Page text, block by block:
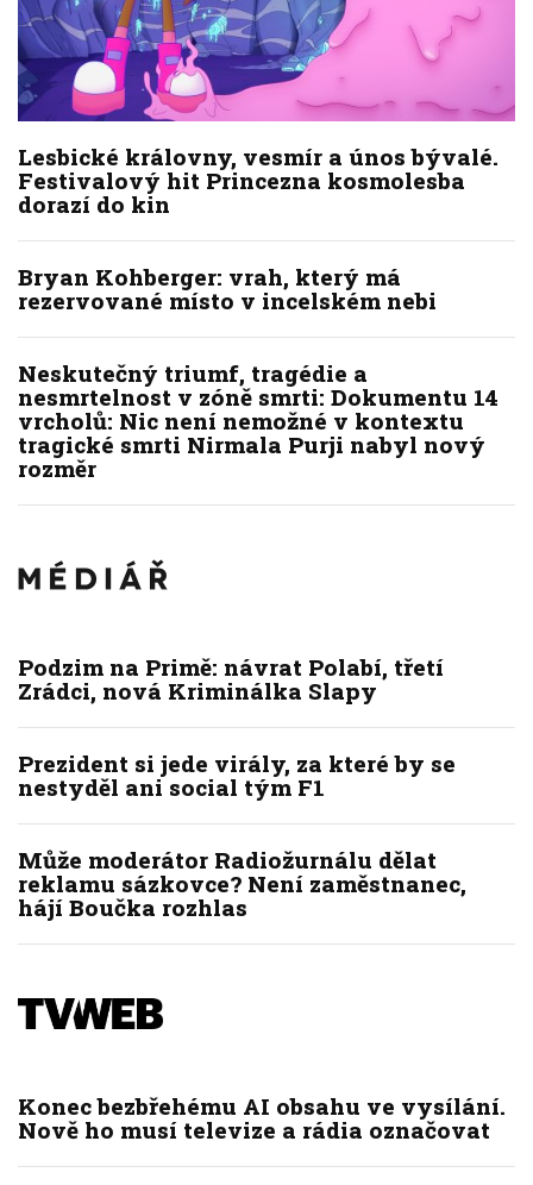
Lesbické královny, vesmír a únos bývalé.
Festivalový hit Princezna kosmolesba
dorazí do kin
Bryan Kohberger: vrah, který má
rezervované místo v incelském nebi
Neskutečný triumf, tragédie a
nesmrtelnost v zóně smrti: Dokumentu 14
vrcholů: Nic není nemožné v kontextu
tragické smrti Nirmala Purji nabyl nový
rozměr
Podzim na Primě: návrat Polabí, třetí
Zrádci, nová Kriminálka Slapy
Prezident si jede virály, za které by se
nestyděl ani social tým F1
Může moderátor Radiožurnálu dělat
reklamu sázkovce? Není zaměstnanec,
hájí Boučka rozhlas
Konec bezbřehému AI obsahu ve vysílání.
Nově ho musí televize a rádia označovat